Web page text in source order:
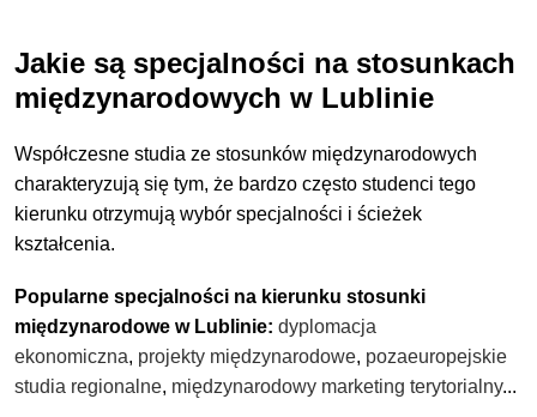
Jakie są specjalności na stosunkach
międzynarodowych w Lublinie
Współczesne studia ze stosunków międzynarodowych
charakteryzują się tym, że bardzo często studenci tego
kierunku otrzymują wybór specjalności i ścieżek
kształcenia.
Popularne specjalności na kierunku stosunki
międzynarodowe w Lublinie:dyplomacja
ekonomiczna, projekty międzynarodowe, pozaeuropejskie
studia regionalne, międzynarodowy marketing terytorialny...